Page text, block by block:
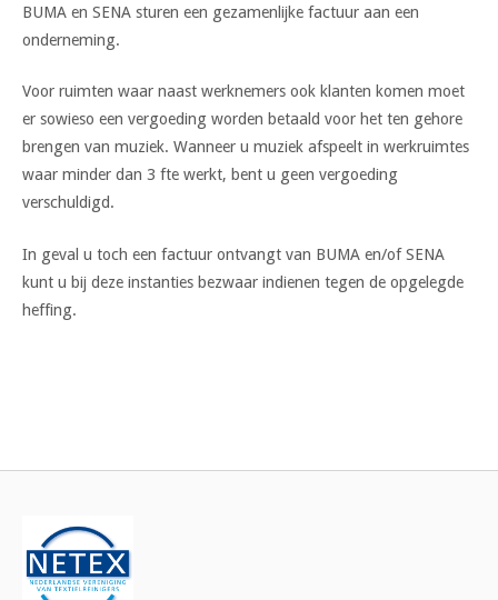
BUMA en SENA sturen een gezamenlijke factuur aan een
onderneming.
Voor ruimten waar naast werknemers ook klanten komen moet
er sowieso een vergoeding worden betaald voor het ten gehore
brengen van muziek. Wanneer u muziek afspeelt in werkruimtes
waar minder dan 3 fte werkt, bent u geen vergoeding
verschuldigd.
In geval u toch een factuur ontvangt van BUMA en/of SENA
kunt u bij deze instanties bezwaar indienen tegen de opgelegde
heffing.
navigatie